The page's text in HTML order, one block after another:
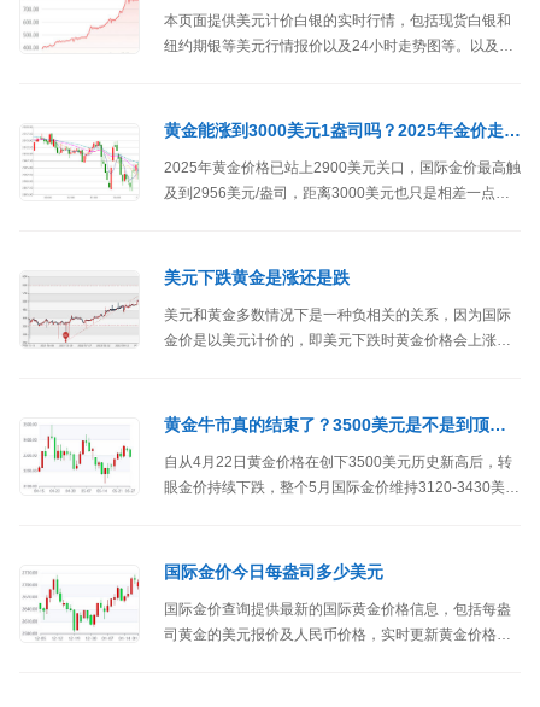
本页面提供美元计价白银的实时行情，包括现货白银和
纽约期银等美元行情报价以及24小时走势图等。以及每
黄金能涨到3000美元1盎司吗？2025年金价走势预测
2025年黄金价格已站上2900美元关口，国际金价最高触
及到2956美元/盎司，距离3000美元也只是相差一点
美元下跌黄金是涨还是跌
美元和黄金多数情况下是一种负相关的关系，因为国际
金价是以美元计价的，即美元下跌时黄金价格会上涨，
黄金牛市真的结束了？3500美元是不是到顶了（最高价格）
自从4月22日黄金价格在创下3500美元历史新高后，转
眼金价持续下跌，整个5月国际金价维持3120-3430美元
原本可以赚几万钱的，现在都亏麻了，还不知道何时解
是到顶了？
国际金价今日每盎司多少美元
国际金价查询提供最新的国际黄金价格信息，包括每盎
司黄金的美元报价及人民币价格，实时更新黄金价格走